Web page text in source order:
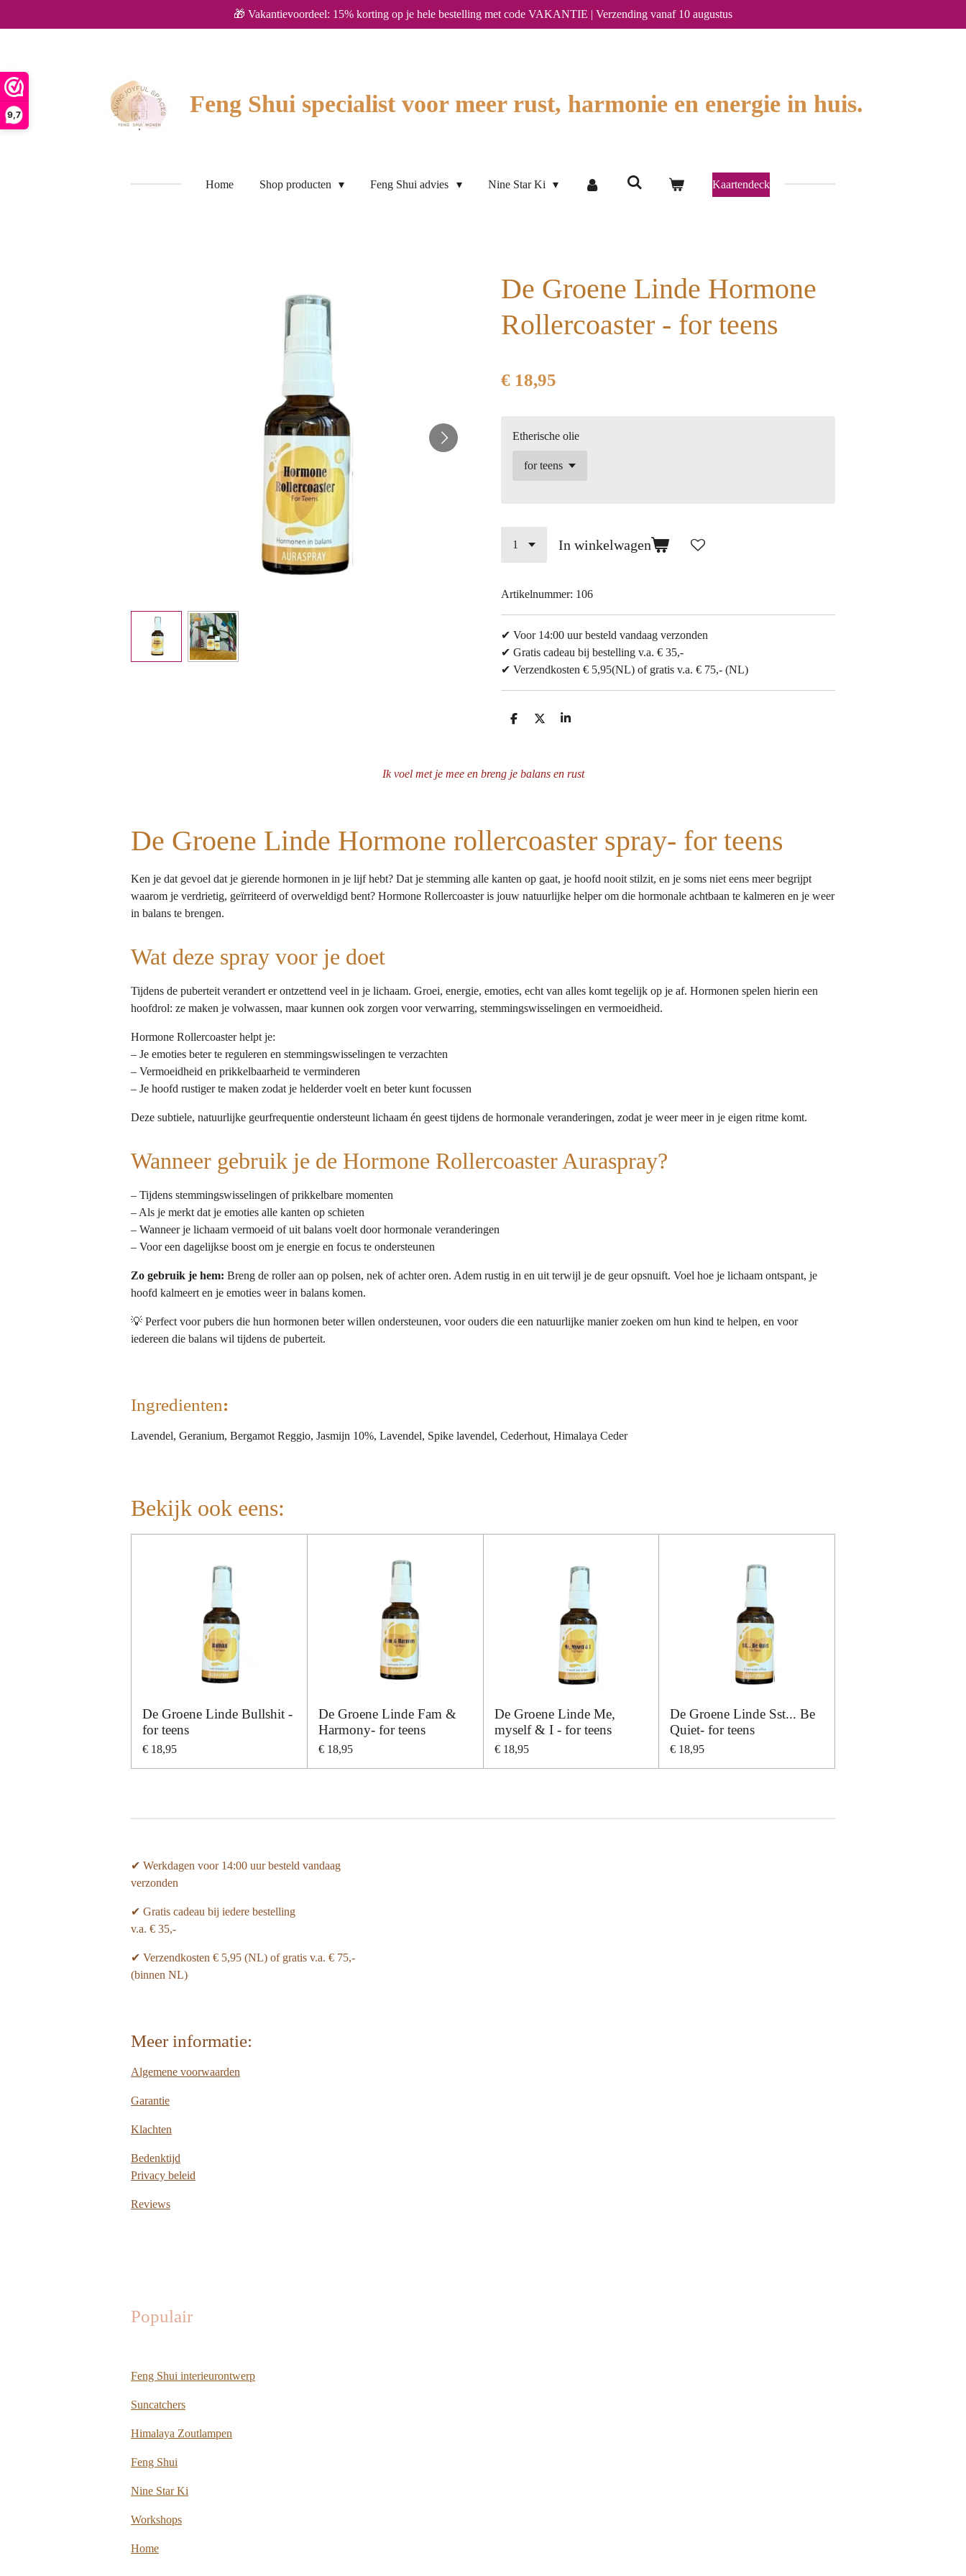
9,7
direct
hoofdinhoud
🎁 Vakantievoordeel: 15% korting op je hele bestelling met code VAKANTIE | Verzending vanaf 10 augustus
Feng Shui specialist voor meer rust, harmonie en energie in huis.
Home Shop producten Feng Shui advies Nine Star Ki Kaartendeck
De Groene Linde Hormone
Rollercoaster - for teens
€ 18,95
Etherische olie
In winkelwagen
Artikelnummer: 106
✔ Voor 14:00 uur besteld vandaag verzonden
✔ Gratis cadeau bij bestelling v.a. € 35,-
✔ Verzendkosten € 5,95(NL) of gratis v.a. € 75,- (NL)
D
D
S
Ik voel met je mee en breng je balans en rust
De Groene Linde Hormone rollercoaster spray- for teens
Ken je dat gevoel dat je gierende hormonen in je lijf hebt? Dat je stemming alle kanten op gaat, je hoofd nooit stilzit, en je soms niet eens meer begrijpt
waarom je verdrietig, geïrriteerd of overweldigd bent? Hormone Rollercoaster is jouw natuurlijke helper om die hormonale achtbaan te kalmeren en je weer
in balans te brengen.
Wat deze spray voor je doet
Tijdens de puberteit verandert er ontzettend veel in je lichaam. Groei, energie, emoties, echt van alles komt tegelijk op je af. Hormonen spelen hierin een
hoofdrol: ze maken je volwassen, maar kunnen ook zorgen voor verwarring, stemmingswisselingen en vermoeidheid.
Hormone Rollercoaster helpt je:
– Je emoties beter te reguleren en stemmingswisselingen te verzachten
– Vermoeidheid en prikkelbaarheid te verminderen
– Je hoofd rustiger te maken zodat je helderder voelt en beter kunt focussen
Deze subtiele, natuurlijke geurfrequentie ondersteunt lichaam én geest tijdens de hormonale veranderingen, zodat je weer meer in je eigen ritme komt.
Wanneer gebruik je de Hormone Rollercoaster Auraspray?
– Tijdens stemmingswisselingen of prikkelbare momenten
– Als je merkt dat je emoties alle kanten op schieten
– Wanneer je lichaam vermoeid of uit balans voelt door hormonale veranderingen
– Voor een dagelijkse boost om je energie en focus te ondersteunen
Zo gebruik je hem: Breng de roller aan op polsen, nek of achter oren. Adem rustig in en uit terwijl je de geur opsnuift. Voel hoe je lichaam ontspant, je
hoofd kalmeert en je emoties weer in balans komen.
💡 Perfect voor pubers die hun hormonen beter willen ondersteunen, voor ouders die een natuurlijke manier zoeken om hun kind te helpen, en voor
iedereen die balans wil tijdens de puberteit.
Ingredienten:
Lavendel, Geranium, Bergamot Reggio, Jasmijn 10%, Lavendel, Spike lavendel, Cederhout, Himalaya Ceder
Bekijk ook eens:
De Groene Linde Bullshit -
for teens
€ 18,95
De Groene Linde Fam &
Harmony- for teens
€ 18,95
De Groene Linde Me,
myself & I - for teens
€ 18,95
De Groene Linde Sst... Be
Quiet- for teens
€ 18,95
✔ Werkdagen voor 14:00 uur besteld vandaag
verzonden
✔ Gratis cadeau bij iedere bestelling
v.a. € 35,-
✔ Verzendkosten € 5,95 (NL) of gratis v.a. € 75,-
(binnen NL)
Meer informatie:
Algemene voorwaarden
Garantie
Klachten
Bedenktijd
Privacy beleid
Reviews
Populair
Feng Shui interieurontwerp
Suncatchers
Himalaya Zoutlampen
Feng Shui
Nine Star Ki
Workshops
Home